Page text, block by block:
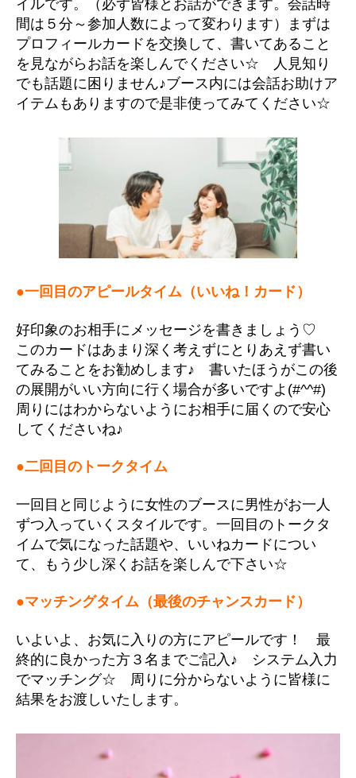
イルです。（必ず皆様とお話ができます。会話時
間は５分～参加人数によって変わります）まずは
プロフィールカードを交換して、書いてあること
を見ながらお話を楽しんでください☆ 人見知り
でも話題に困りません♪ブース内には会話お助けア
イテムもありますので是非使ってみてください☆
●一回目のアピールタイム（いいね！カード）
好印象のお相手にメッセージを書きましょう♡
このカードはあまり深く考えずにとりあえず書い
てみることをお勧めします♪ 書いたほうがこの後
の展開がいい方向に行く場合が多いですよ(#^^#)
周りにはわからないようにお相手に届くので安心
してくださいね♪
●二回目のトークタイム
一回目と同じように女性のブースに男性がお一人
ずつ入っていくスタイルです。一回目のトークタ
イムで気になった話題や、いいねカードについ
て、もう少し深くお話を楽しんで下さい☆
●マッチングタイム（最後のチャンスカード）
いよいよ、お気に入りの方にアピールです！ 最
終的に良かった方３名までご記入♪ システム入力
でマッチング☆ 周りに分からないように皆様に
結果をお渡しいたします。